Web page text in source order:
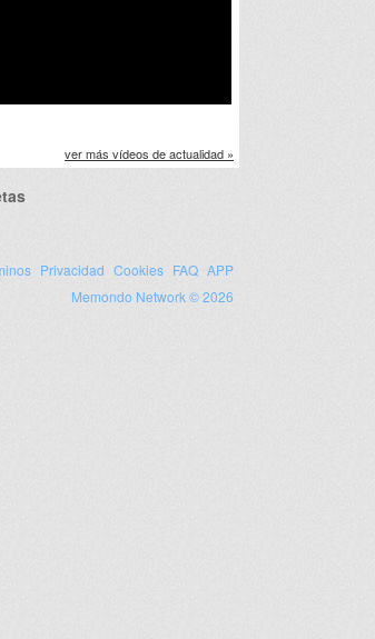
ver más vídeos de actualidad »
Privacidad Cookies FAQ APP
Memondo Network © 2026